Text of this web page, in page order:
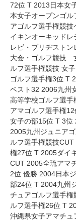
72位 T 2013日本女
本女子オープンゴ
アゴルフ選手権競
イキンオーキッド
レビ・ブリヂスト
大会・ゴルフ競技
ルフ選手権競技 女
ゴルフ選手権3位 T
ベスト32 2006九州
高等学校ゴルフ選
アマゴルフ選手権
女子の部15位 T 3位
2005九州ジュニア
ルフ選手権競技
権27位 T 2005ダイ
CUT 2005全琉アマ
2位 優勝 2004日本
部24位 T 2004九州
チュアゴルフ選手
ルフ選手権26位 T
沖縄県女子アマチ